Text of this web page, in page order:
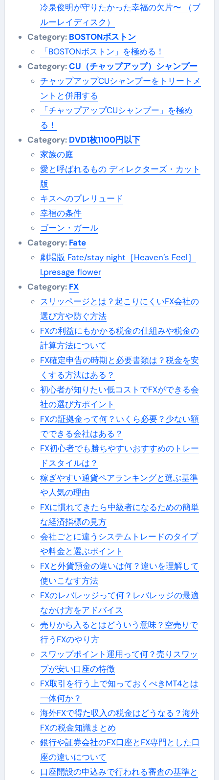
冷泉俊明が守りたかった幸福の欠片〜 （ブ
ルーレイディスク）
Category: BOSTONボストン
「BOSTONボストン」を極める！
Category:CU（チャップアップ）シャンプー
チャップアップCUシャンプーをトリートメ
ントと併用する
「チャップアップCUシャンプー」を極め
る！
Category: DVD1枚1100円以下
家族の庭
愛と呼ばれるもの ディレクターズ・カット
版
キスへのプレリュード
幸福の条件
ゴーン・ガール
Category: Fate
劇場版 Fate/stay night［Heaven’s Feel］
I.presage flower
Category: FX
スリッページとは？起こりにくいFX会社の
選び方や防ぐ方法
FXの利益にもかかる税金の仕組みや税金の
計算方法について
FX確定申告の時期と必要書類は？税金を安
くする方法はある？
初心者が知りたい低コストでFXができる会
社の選び方ポイント
FXの証拠金って何？いくら必要？少ない額
でできる会社はある？
FX初心者でも勝ちやすいおすすめのトレー
ドスタイルは？
稼ぎやすい通貨ペアランキングと選ぶ基準
や人気の理由
FXに慣れてきたら中級者になるための簡単
な経済指標の見方
会社ごとに違うシステムトレードのタイプ
や料金と選ぶポイント
FXと外貨預金の違いは何？違いを理解して
使いこなす方法
FXのレバレッジって何？レバレッジの最適
なかけ方をアドバイス
売りから入るとはどういう意味？空売りで
行うFXのやり方
スワップポイント運用って何？売りスワッ
プが安い口座の特徴
FX取引を行う上で知っておくべきMT4とは
一体何か？
海外FXで得た収入の税金はどうなる？海外
FXの税金知識まとめ
銀行や証券会社のFX口座とFX専門とした口
座の違いについて
口座開設の申込みで行われる審査の基準と